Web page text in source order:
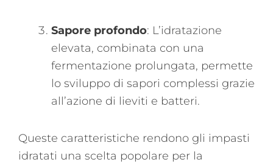
Sapore profondo: L’idratazione
elevata, combinata con una
fermentazione prolungata, permette
lo sviluppo di sapori complessi grazie
all’azione di lieviti e batteri.
Queste caratteristiche rendono gli impasti
idratati una scelta popolare per la